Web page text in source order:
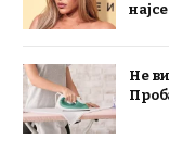
Не